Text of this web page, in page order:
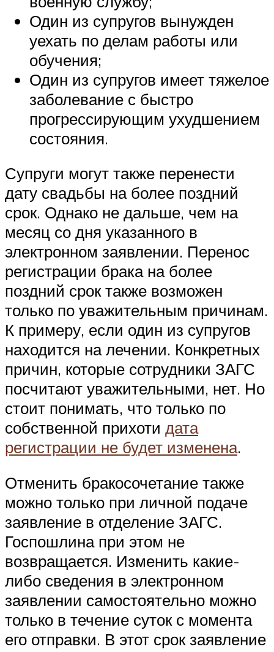
Один из супругов вынужден
уехать по делам работы или
обучения;
Один из супругов имеет тяжелое
заболевание с быстро
прогрессирующим ухудшением
состояния.
Супруги могут также перенести
дату свадьбы на более поздний
срок. Однако не дальше, чем на
месяц со дня указанного в
электронном заявлении. Перенос
регистрации брака на более
поздний срок также возможен
только по уважительным причинам.
К примеру, если один из супругов
находится на лечении. Конкретных
причин, которые сотрудники ЗАГС
посчитают уважительными, нет. Но
стоит понимать, что только по
собственной прихоти дата
регистрации не будет изменена.
Отменить бракосочетание также
можно только при личной подаче
заявление в отделение ЗАГС.
Госпошлина при этом не
возвращается. Изменить какие-
либо сведения в электронном
заявлении самостоятельно можно
только в течение суток с момента
его отправки. В этот срок заявление